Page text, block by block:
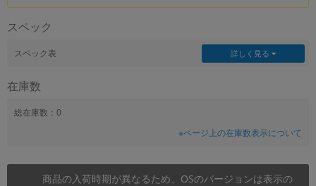
スペック
スペック表 詳しく見る
在庫数
総在庫数：0
※ページ上の在庫数表示について
商品の入荷時期が異なるため、OSのバージョンは表示の
モニタサイズ